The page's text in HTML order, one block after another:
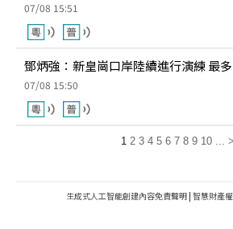
07/08 15:51
鄧炳強：新皇崗口岸陸續進行演練 最
07/08 15:50
1 2 3 4 5 6 7 8 9 10 ...
生成式人工智能創建內容免責聲明 | 智慧財產